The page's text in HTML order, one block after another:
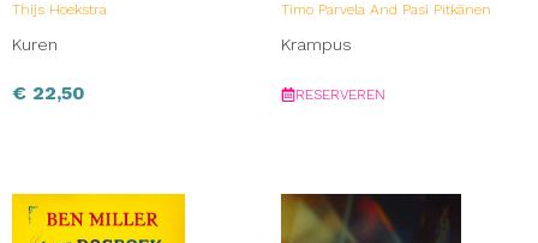
Thijs Hoekstra
Kuren
€ 22,50
Timo Parvela And Pasi Pitkänen
Krampus
RESERVEREN